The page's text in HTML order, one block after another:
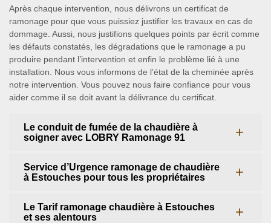
Après chaque intervention, nous délivrons un certificat de
ramonage pour que vous puissiez justifier les travaux en cas de
dommage. Aussi, nous justifions quelques points par écrit comme
les défauts constatés, les dégradations que le ramonage a pu
produire pendant l’intervention et enfin le problème lié à une
installation. Nous vous informons de l’état de la cheminée après
notre intervention. Vous pouvez nous faire confiance pour vous
aider comme il se doit avant la délivrance du certificat.
Le conduit de fumée de la chaudière à
soigner avec LOBRY Ramonage 91
Service d’Urgence ramonage de chaudière
à Estouches pour tous les propriétaires
Le Tarif ramonage chaudière à Estouches
et ses alentours